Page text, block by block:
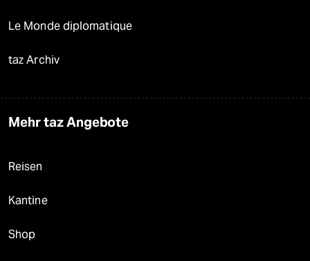
Le Monde diplomatique
taz Archiv
Mehr taz Angebote
Reisen
Kantine
Shop